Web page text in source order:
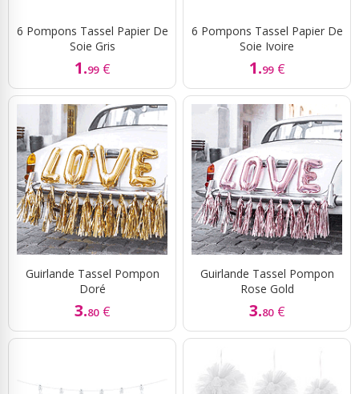
6 Pompons Tassel Papier De
Soie Gris
1.99 €
6 Pompons Tassel Papier De
Soie Ivoire
1.99 €
Guirlande Tassel Pompon
Doré
3.80 €
Guirlande Tassel Pompon
Rose Gold
3.80 €